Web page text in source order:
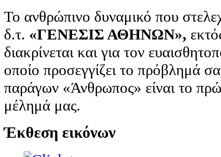
Το ανθρώπινο δυναμικό που
δ.τ. «ΓΕΝΕΣΙΣ ΑΘΗΝΩΝ»,
διακρίνεται και για τον
οποίο προσεγγίζει το πρόβλημά
παράγων «Άνθρωπος» είναι το
μέλημά μας.
Έκθεση εικόνων